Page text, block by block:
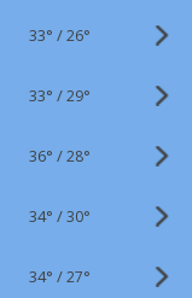
33° /26°
33° /29°
36° /28°
34° /30°
34° /27°